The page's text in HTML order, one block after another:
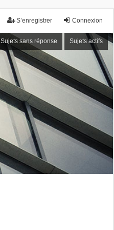
Connexion
S’enregistrer
Sujets sans réponse Sujets actifs